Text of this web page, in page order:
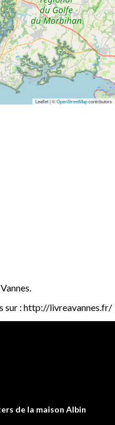
Leaflet | ©OpenStreetMapcontributors
sur : http://livreavannes.fr/
de la maison Albin